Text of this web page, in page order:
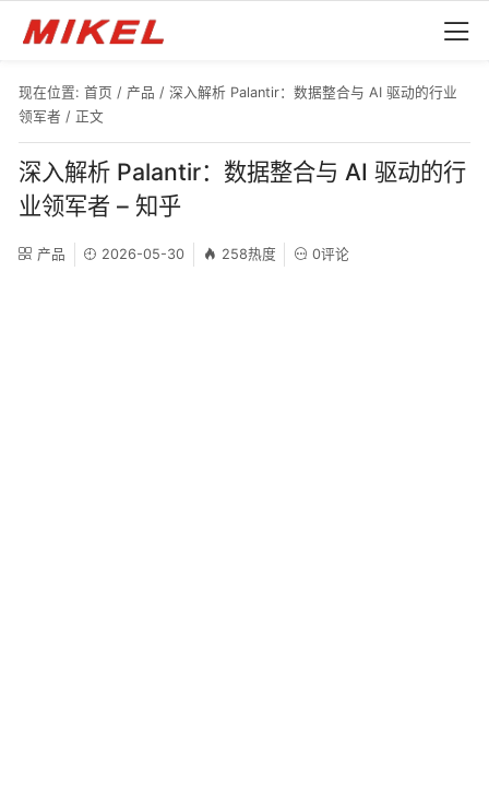
现在位置: 首页 / 产品 / 深入解析 Palantir：数据整合与 AI 驱动的行业
领军者 / 正文
深入解析 Palantir：数据整合与 AI 驱动的行
业领军者 – 知乎
产品 2026-05-30 258热度 0评论